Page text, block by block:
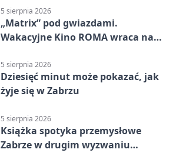
5 sierpnia 2026
„Matrix” pod gwiazdami.
Wakacyjne Kino ROMA wraca na
5 sierpnia 2026
Dziesięć minut może pokazać, jak
żyje się w Zabrzu
5 sierpnia 2026
Książka spotyka przemysłowe
Zabrze w drugim wyzwaniu